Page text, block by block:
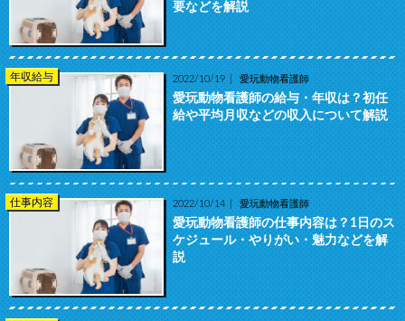
要などを解説
年収給与 2022/10/19 愛玩動物看護師
愛玩動物看護師の給与・年収は？初任
給や平均月収などの収入について解説
仕事内容 2022/10/14 愛玩動物看護師
愛玩動物看護師の仕事内容は？1日のス
ケジュール・やりがい・魅力などを解
説